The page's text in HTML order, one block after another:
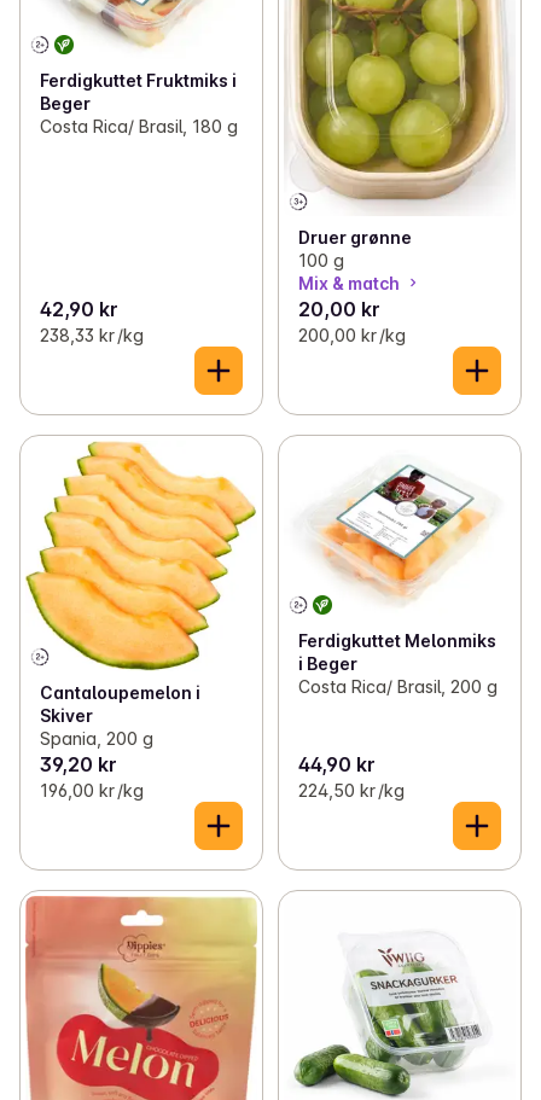
Ferdigkuttet Fruktmiks i
Beger
Costa Rica/ Brasil, 180 g
42,90 kr
238,33 kr /kg
Druer grønne
100 g
Mix & match
20,00 kr
200,00 kr /kg
Cantaloupemelon i
Skiver
Spania, 200 g
39,20 kr
196,00 kr /kg
Ferdigkuttet Melonmiks
i Beger
Costa Rica/ Brasil, 200 g
44,90 kr
224,50 kr /kg